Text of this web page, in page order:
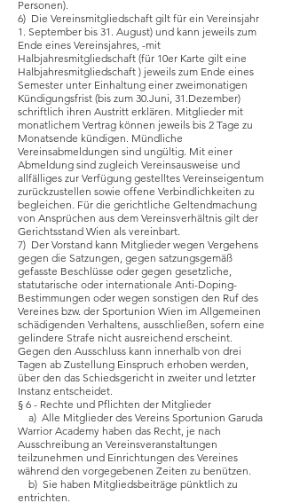
Personen).
6) Die Vereinsmitgliedschaft gilt für ein Vereinsjahr
1. September bis 31. August) und kann jeweils zum
Ende eines Vereinsjahres, -mit
Halbjahresmitgliedschaft (für 10er Karte gilt eine
Halbjahresmitgliedschaft ) jeweils zum Ende eines
Semester unter Einhaltung einer zweimonatigen
Kündigungsfrist (bis zum 30.Juni, 31.Dezember)
schriftlich ihren Austritt erklären. Mitglieder mit
monatlichem Vertrag können jeweils bis 2 Tage zu
Monatsende kündigen. Mündliche
Vereinsabmeldungen sind ungültig. Mit einer
Abmeldung sind zugleich Vereinsausweise und
allfälliges zur Verfügung gestelltes Vereinseigentum
zurückzustellen sowie offene Verbindlichkeiten zu
begleichen. Für die gerichtliche Geltendmachung
von Ansprüchen aus dem Vereinsverhältnis gilt der
Gerichtsstand Wien als vereinbart.
7) Der Vorstand kann Mitglieder wegen Vergehens
gegen die Satzungen, gegen satzungsgemäß
gefasste Beschlüsse oder gegen gesetzliche,
statutarische oder internationale Anti-Doping-
Bestimmungen oder wegen sonstigen den Ruf des
Vereines bzw. der Sportunion Wien im Allgemeinen
schädigenden Verhaltens, ausschließen, sofern eine
gelindere Strafe nicht ausreichend erscheint.
Gegen den Ausschluss kann innerhalb von drei
Tagen ab Zustellung Einspruch erhoben werden,
über den das Schiedsgericht in zweiter und letzter
Instanz entscheidet.
§ 6 - Rechte und Pflichten der Mitglieder
a) Alle Mitglieder des Vereins Sportunion Garuda
Warrior Academy haben das Recht, je nach
Ausschreibung an Vereinsveranstaltungen
teilzunehmen und Einrichtungen des Vereines
während den vorgegebenen Zeiten zu benützen.
b) Sie haben Mitgliedsbeiträge pünktlich zu
entrichten.